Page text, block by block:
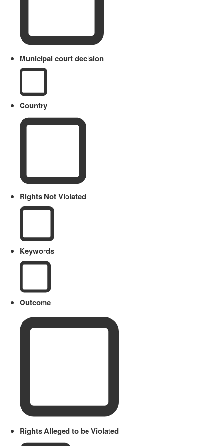
Municipal court decision
Country
Rights Not Violated
Keywords
Outcome
Rights Alleged to be Violated